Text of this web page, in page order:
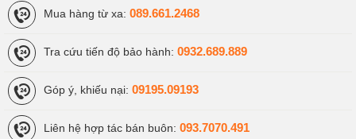
Mua hàng từ xa: 089.661.2468
Tra cứu tiến độ bảo hành: 0932.689.889
Góp ý, khiếu nại: 09195.09193
Liên hệ hợp tác bán buôn: 093.7070.491